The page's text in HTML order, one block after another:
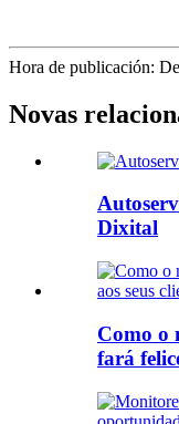
Hora de publicación:
Novas
Dixital
Como o
fará